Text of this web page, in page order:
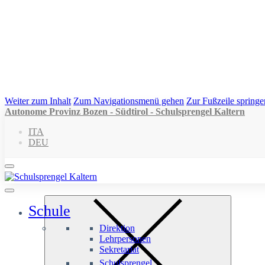
Weiter zum Inhalt Zum Navigationsmenü gehen Zur Fußzeile
Autonome Provinz Bozen - Südtirol - Schulsprengel Kaltern
ITA
DEU
Schule
Direktion
Lehrpersonen
Sekretariat
Schulsprengel